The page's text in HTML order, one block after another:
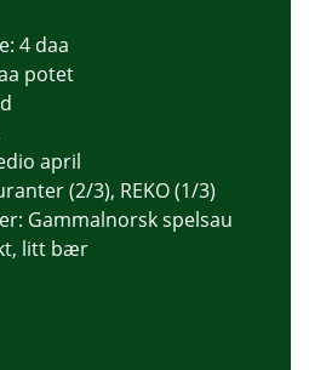
4 daa
potet
april
(2/3), REKO (1/3)
Gammalnorsk spelsau
litt bær